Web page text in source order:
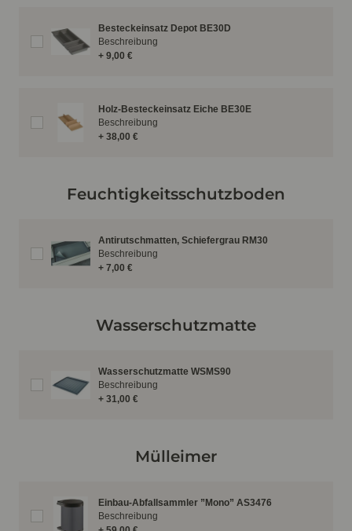
Besteckeinsatz Depot BE30D
+ 9,00 €
Beschreibung
Holz-Besteckeinsatz Eiche BE30E
+ 38,00 €
Beschreibung
Feuchtigkeitsschutzboden
Antirutschmatten, Schiefergrau RM30
+ 7,00 €
Beschreibung
Wasserschutzmatte
Wasserschutzmatte WSMS90
+ 31,00 €
Beschreibung
Mülleimer
Einbau-Abfallsammler ”Mono” AS3476
Beschreibung